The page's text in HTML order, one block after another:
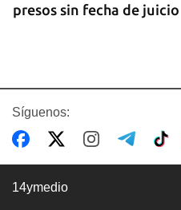
presos sin fecha de juicio
Síguenos:
14ymedio